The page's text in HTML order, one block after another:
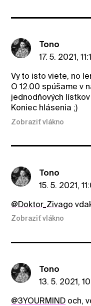
Tono
17. 5. 2021,
Vy to isto viete, no
O 12.00 spúšame v
jednodňových
Koniec hlásenia ;)
Zobraziť vlákno
Tono
15. 5. 2021,
@Doktor_Zivago
Zobraziť vlákno
Tono
13. 5. 2021,
@3YOURMIND och,